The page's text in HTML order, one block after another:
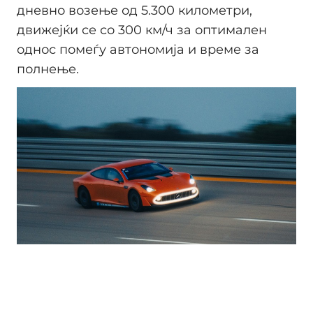
дневно возење од 5.300 километри,
движејќи се со 300 км/ч за оптимален
однос помеѓу автономија и време за
полнење.